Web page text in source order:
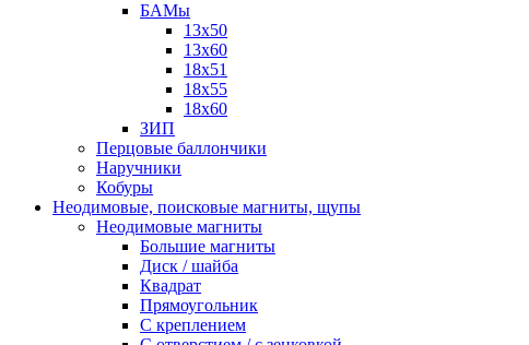
БАМы
13х50
13х60
18х51
18х55
18х60
ЗИП
Перцовые баллончики
Наручники
Кобуры
Неодимовые, поисковые магниты, щупы
Неодимовые магниты
Большие магниты
Диск / шайба
Квадрат
Прямоугольник
С креплением